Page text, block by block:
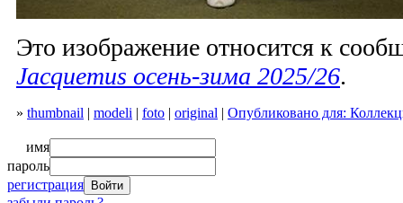
Это изображение относится к
Jacquemus осень-зима 2025/26.
» thumbnail | modeli | foto | original | Опубликовано для:
имя
пароль
регистрация